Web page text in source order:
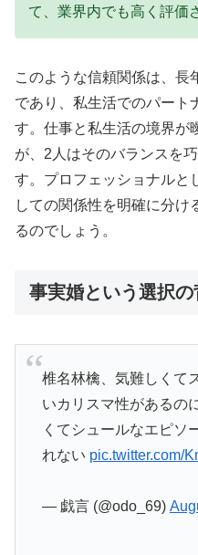
て、業界内でも高く評価
このような信頼関係は、長
であり、私生活でのパート
す。仕事と私生活の境界が
が、2人はそのバランスを
す。プロフェッショナルと
しての関係性を明確に分け
るのでしょう。
事実婚という選択
椎名林檎、気難しくて
いカリスマ性があるの
くてシュールなエピソ
れない pic.twitter.com/
— 戯言 (@odo_69)